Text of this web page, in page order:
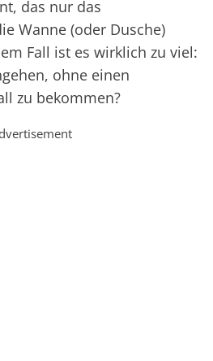
das nur das
Wanne (oder Dusche)
Fall ist es wirklich zu viel:
ohne einen
zu bekommen?